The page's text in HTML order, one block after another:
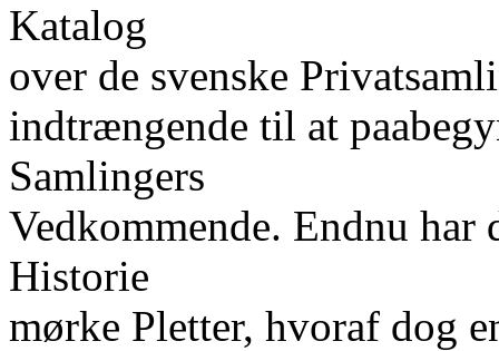
Katalog
over de svenske
indtrængende til at
Samlingers
Vedkommende. Endnu har
Historie
mørke Pletter, hvoraf dog